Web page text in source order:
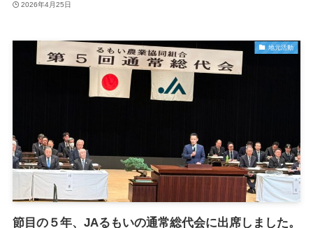
2026年4月25日
地元活動
節目の５年、JAるもいの通常総代会に出席しました。